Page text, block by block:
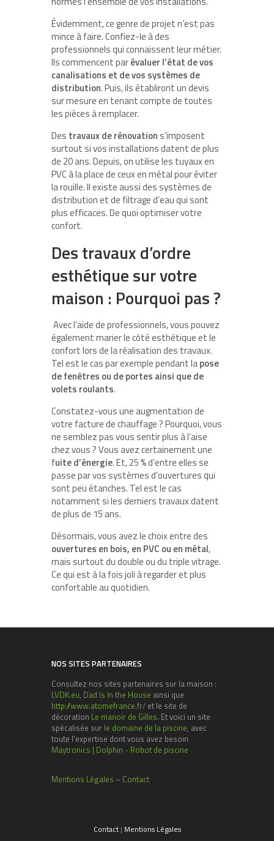
Évidemment, ce genre de projet n’est pas
mince à faire. Confiez-le à des
professionnels qui connaissent leur métier.
Ils commencent parévaluer l’état de vos
canalisations et de vos systèmes de
distribution. Puis, ils établiront un devis
sur mesure en tenant compte de toutes
les pièces à remplacer.
Des travaux de rénovation s’imposent
surtout si vos installations datent de plus
de 20 ans. Depuis, on utilise les tuyaux en
PVC à la place de ceux en métal pour éviter
la rouille. Il existe aussi des systèmes de
distribution et de filtrage d’eau qui sont
plus efficaces. De quoi optimiser votre
confort.
Des travaux d’ordre
esthétique sur votre
maison : Pourquoi pas ?
Avec l’aide de professionnels, vous pouvez
également marier le côté esthétique et le
confort lors de la réalisation des travaux.
Tel est le cas par exemple pendant lapose
de fenêtres ou de portes ainsi que de
volets roulants.
Constatez-vous une augmentation de
votre facture de chauffage ? Pourquoi, vous
ne semblez pas vous sentir plus à l’aise
chez vous ? Vous avez certainement une
fuite d’énergie. Et, 25 % d’entre elles se
passe par vos systèmes d’ouvertures qui
sont peu étanches. Tel est le cas
notamment si les derniers travaux datent
de plus de 15 ans.
Désormais, vous avez le choix entre des
ouvertures en bois, en PVC ou en métal,
mais surtout du double ou du triple vitrage.
Ce qui est à la fois joli à regarder et plus
confortable au quotidien.
NOS SITES PARTENAIRES
Consultez nos sites partenaires sur la maison :
LVDK.eu, Dad Is In the House ainsi que
http://www.atomefrance.fr/ et le site de
décoration Le manoir de Gilles. Et voici un site
spécalisée sur le domaine de la piscine, avec
toute l'expertise dont vous avez besoin
Maytronics | Dolphin - Robot de piscine
Mentions Légales – Contact
Contact| Mentions Légales